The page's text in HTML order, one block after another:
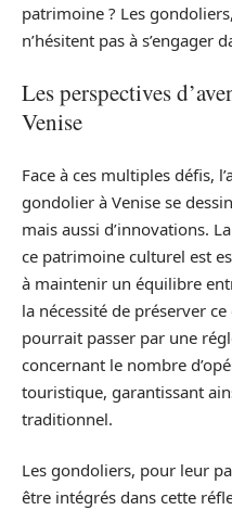
patrimoine ? Les
n’hésitent pas à s’engager
Les perspectives
Venise
Face à ces multiples défis,
gondolier à Venise se
mais aussi d’innovations.
ce patrimoine culturel est
à maintenir un équilibre
la nécessité de préserver
pourrait passer par une
concernant le nombre
touristique, garantissant
traditionnel.
Les gondoliers, pour leur
être intégrés dans cette